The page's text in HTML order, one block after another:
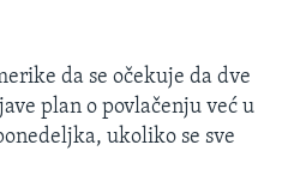
da se očekuje da dve
plan o povlačenju već u
ukoliko se sve